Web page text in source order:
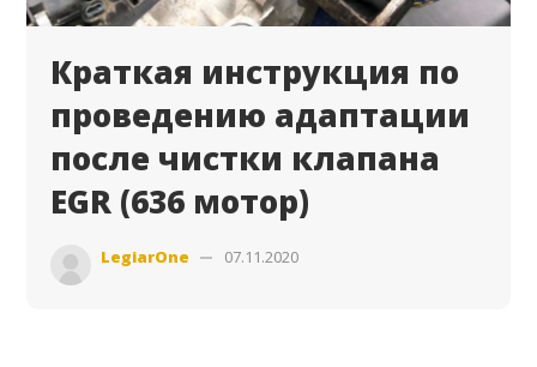
Краткая инструкция по
проведению адаптации
после чистки клапана
EGR (636 мотор)
LegiarOne 07.11.2020